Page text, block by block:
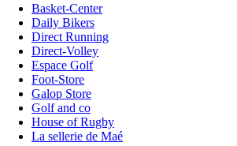
Basket-Center
Daily Bikers
Direct Running
Direct-Volley
Espace Golf
Foot-Store
Galop Store
Golf and co
House of Rugby
La sellerie de Maé